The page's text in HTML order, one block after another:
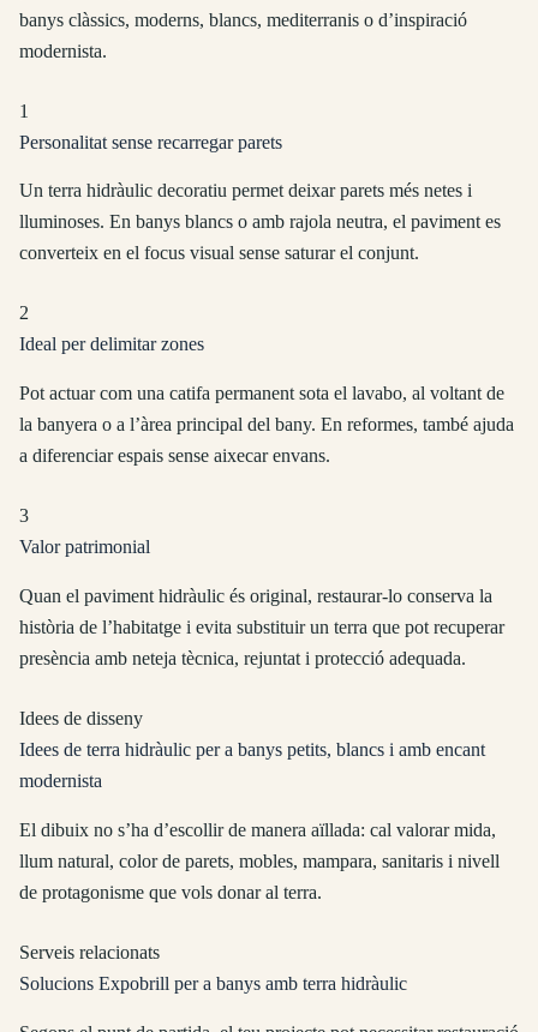
banys clàssics, moderns, blancs, mediterranis o d’inspiració
modernista.
1
Personalitat sense recarregar parets
Un terra hidràulic decoratiu permet deixar parets més netes i
lluminoses. En banys blancs o amb rajola neutra, el paviment es
converteix en el focus visual sense saturar el conjunt.
2
Ideal per delimitar zones
Pot actuar com una catifa permanent sota el lavabo, al voltant de
la banyera o a l’àrea principal del bany. En reformes, també ajuda
a diferenciar espais sense aixecar envans.
3
Valor patrimonial
Quan el paviment hidràulic és original, restaurar-lo conserva la
història de l’habitatge i evita substituir un terra que pot recuperar
presència amb neteja tècnica, rejuntat i protecció adequada.
Idees de disseny
Idees de terra hidràulic per a banys petits, blancs i amb encant
modernista
El dibuix no s’ha d’escollir de manera aïllada: cal valorar mida,
llum natural, color de parets, mobles, mampara, sanitaris i nivell
de protagonisme que vols donar al terra.
Serveis relacionats
Solucions Expobrill per a banys amb terra hidràulic